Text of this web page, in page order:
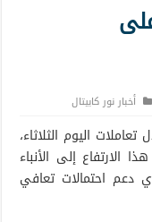
أخبار نور كابيتال
اليوم الثلاثاء،
ويرجع هذا الارتفاع إلى الأنباء
دعم احتمالات تعافي